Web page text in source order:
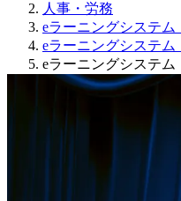
人事・労務
eラーニングシステム
eラーニングシステ
eラーニングシステム